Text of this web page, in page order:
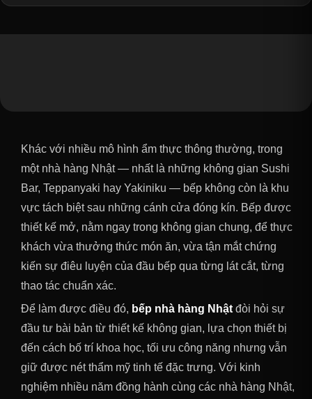
Khác với nhiều mô hình ẩm thực thông thường, trong
một nhà hàng Nhật — nhất là những không gian Sushi
Bar, Teppanyaki hay Yakiniku — bếp không còn là khu
vực tách biệt sau những cánh cửa đóng kín. Bếp được
thiết kế mở, nằm ngay trong không gian chung, để thực
khách vừa thưởng thức món ăn, vừa tận mắt chứng
kiến sự điêu luyện của đầu bếp qua từng lát cắt, từng
thao tác chuẩn xác.
Để làm được điều đó, bếp nhà hàng Nhật đòi hỏi sự
đầu tư bài bản từ thiết kế không gian, lựa chọn thiết bị
đến cách bố trí khoa học, tối ưu công năng nhưng vẫn
giữ được nét thẩm mỹ tinh tế đặc trưng. Với kinh
nghiệm nhiều năm đồng hành cùng các nhà hàng Nhật,